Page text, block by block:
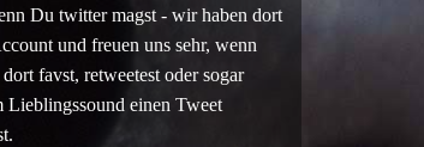
Du twitter magst - wir haben dort
und freuen uns sehr, wenn
favst, retweetest oder sogar
Lieblingssound einen Tweet